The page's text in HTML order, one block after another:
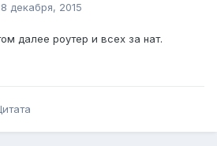
декабря, 2015
далее роутер и всех за нат.